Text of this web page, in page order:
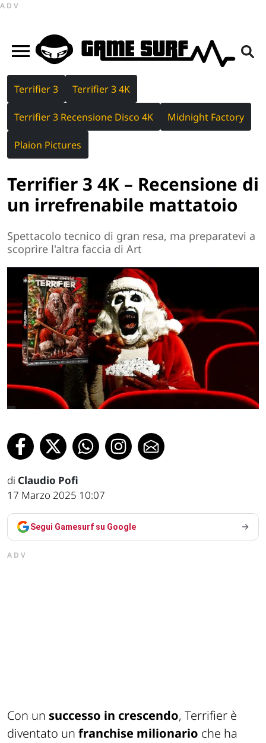
ADV
Terrifier 3 Terrifier 3 4K
Terrifier 3 Recensione Disco 4K Midnight Factory
Plaion Pictures
Terrifier 3 4K – Recensione di
un irrefrenabile mattatoio
Spettacolo tecnico di gran resa, ma preparatevi a
scoprire l'altra faccia di Art
di Claudio Pofi
17 Marzo 2025 10:07
Segui Gamesurf su Google
ADV
Con un successo in crescendo, Terrifier è
diventato un franchise milionario che ha